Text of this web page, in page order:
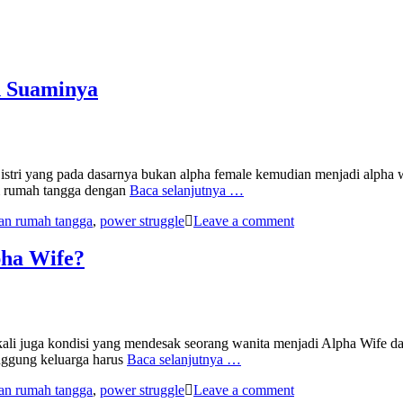
yang pada dasarnya bukan alpha female kemudian menjadi
tangga dengan Baca selanjutnya …
rumah tangga, power struggle Leave a comment
Wife?
juga kondisi yang mendesak seorang wanita menjadi Alpha Wife
keluarga harus Baca selanjutnya …
rumah tangga, power struggle Leave a comment